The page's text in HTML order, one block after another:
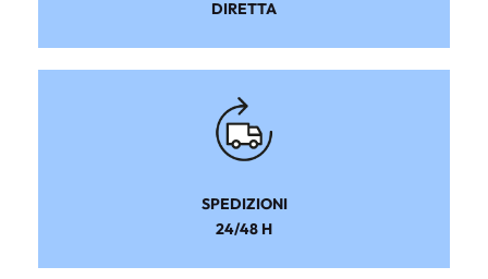
DIRETTA
SPEDIZIONI
24/48 H